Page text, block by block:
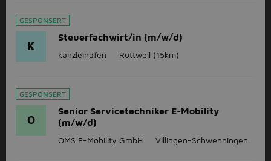
GESPONSERT
K
Steuerfachwirt/in (m/w/d)
kanzleihafen Rottweil (15km)
GESPONSERT
O
Senior Servicetechniker E-Mobility
(m/w/d)
OMS E-Mobility GmbH Villingen-Schwenningen